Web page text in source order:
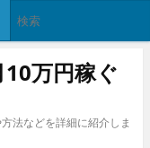
万円稼ぐ
法などを詳細に紹介しま